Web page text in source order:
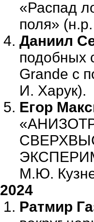
«Распад
поля»
Даниил
подобных
Grande с
И. Харук).
Егор
М.Ю.
2024
Ратмир